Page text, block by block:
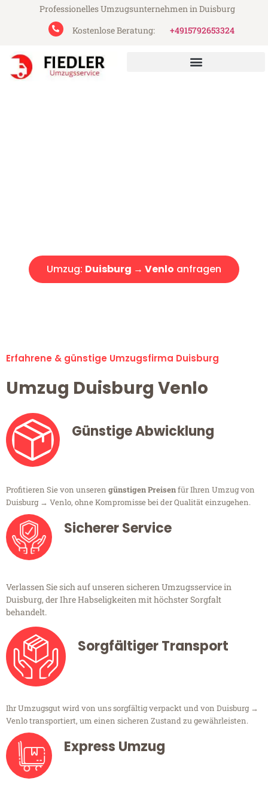
Professionelles Umzugsunternehmen in Duisburg
Kostenlose Beratung:
+4915792653324
Umzug: Duisburg → Venlo anfragen
Erfahrene & günstige Umzugsfirma Duisburg
Umzug Duisburg Venlo
Günstige Abwicklung
Profitieren Sie von unseren günstigen Preisenfür Ihren Umzug von
Duisburg → Venlo, ohne Kompromisse bei der Qualität einzugehen.
Sicherer Service
Verlassen Sie sich auf unseren sicheren Umzugsservice in
Duisburg, der Ihre Habseligkeiten mit höchster Sorgfalt
behandelt.
Sorgfältiger Transport
Ihr Umzugsgut wird von uns sorgfältig verpackt und von Duisburg →
Venlo transportiert, um einen sicheren Zustand zu gewährleisten.
Express Umzug